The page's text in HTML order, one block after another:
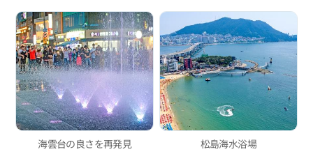
海雲台の良さを再発見 松島海水浴場